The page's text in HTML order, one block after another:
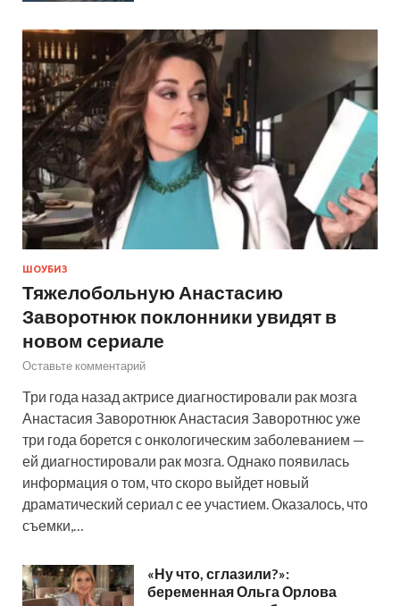
ШОУБИЗ
Тяжелобольную Анастасию
Заворотнюк поклонники увидят в
новом сериале
Оставьте комментарий
Три года назад актрисе диагностировали рак мозга
Анастасия Заворотнюк Анастасия Заворотнюс уже
три года борется с онкологическим заболеванием —
ей диагностировали рак мозга. Однако появилась
информация о том, что скоро выйдет новый
драматический сериал с ее участием. Оказалось, что
съемки,…
«Ну что, сглазили?»:
беременная Ольга Орлова